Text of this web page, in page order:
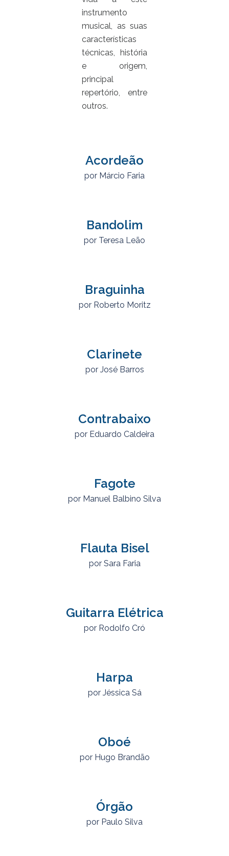
instrumento
musical, as suas
características
técnicas, história
e origem,
principal
repertório, entre
outros.
Acordeão
por Márcio Faria
Bandolim
por Teresa Leão
Braguinha
por Roberto Moritz
Clarinete
por José Barros
Contrabaixo
por Eduardo Caldeira
Fagote
por Manuel Balbino Silva
Flauta Bisel
por Sara Faria
Guitarra Elétrica
por Rodolfo Cró
Harpa
por Jéssica Sá
Oboé
por Hugo Brandão
Órgão
por Paulo Silva